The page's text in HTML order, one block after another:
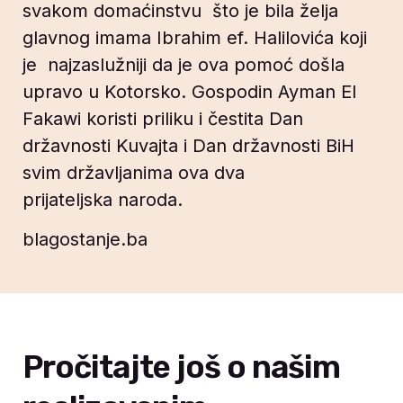
svakom domaćinstvu što je bila želja
glavnog imama Ibrahim ef. Halilovića koji
je najzaslužniji da je ova pomoć došla
upravo u Kotorsko. Gospodin Ayman El
Fakawi koristi priliku i čestita Dan
državnosti Kuvajta i Dan državnosti BiH
svim državljanima ova dva
prijateljska naroda.
blagostanje.ba
Pročitajte još o našim